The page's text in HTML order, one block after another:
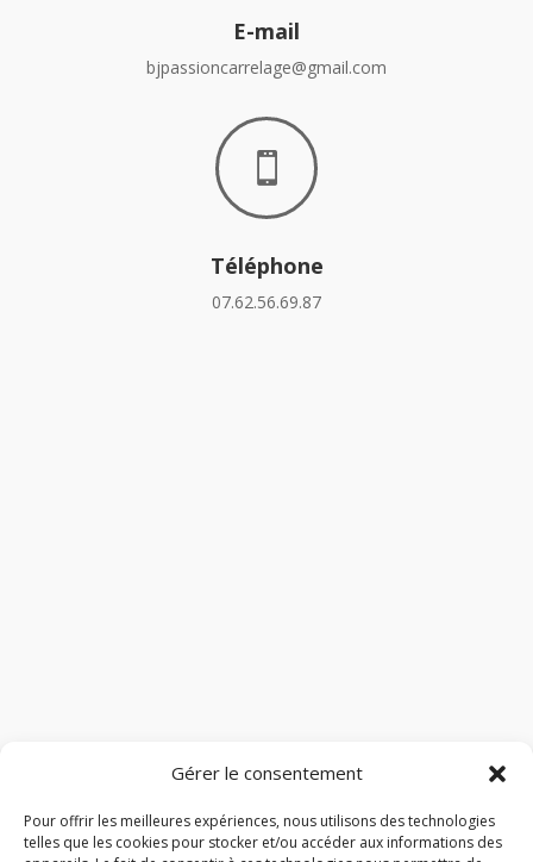
Gérer le consentement
Pour offrir les meilleures expériences, nous utilisons des technologies
telles que les cookies pour stocker et/ou accéder aux informations des
E-mail
bjpassioncarrelage@gmail.com

Téléphone
07.62.56.69.87